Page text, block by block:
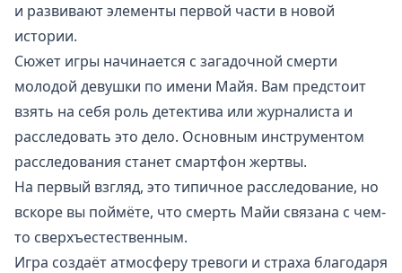
и развивают элементы первой части в новой
истории.
Сюжет игры начинается с загадочной смерти
молодой девушки по имени Майя. Вам предстоит
взять на себя роль детектива или журналиста и
расследовать это дело. Основным инструментом
расследования станет смартфон жертвы.
На первый взгляд, это типичное расследование, но
вскоре вы поймёте, что смерть Майи связана с чем-
то сверхъестественным.
Игра создаёт атмосферу тревоги и страха благодаря